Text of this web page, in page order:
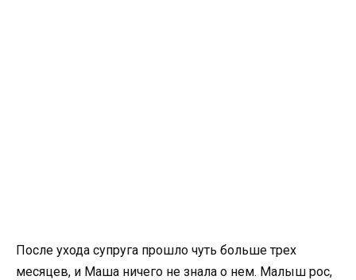
После ухода супруга прошло чуть больше трех
месяцев, и Маша ничего не знала о нем. Малыш рос,